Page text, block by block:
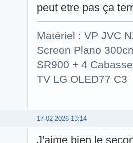
peut etre pas ça
Matériel : VP JVC
Screen Plano
SR900 + 4
TV LG OLED77 C3
17-02-2026 13:14
J'aime bien le